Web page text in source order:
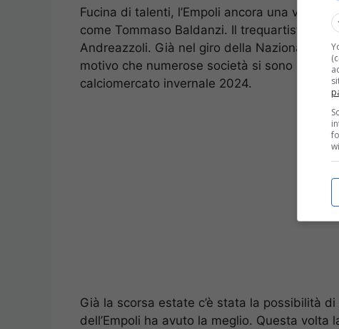
Fucina di talenti, l’Empoli ancora una volta
come Tommaso Baldanzi. Il trequartista è
Andreazzoli. Già nel giro della Nazionale, è
motivo che numerose società si sono
calciomercato invernale 2024.
Già la scorsa estate c’è stata la possibilità
dell’Empoli ha avuto la meglio. Questa